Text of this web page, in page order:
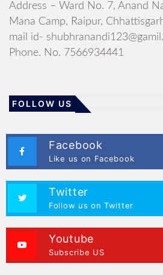
Address – Ward No. 7, Anand
Mana Camp, Raipur,
mail id-
Phone. No. 7566934441
FOLLOW US
Facebook
Like us on Facebook
Twitter
Follow us on Twitter
Youtube
Subscribe US